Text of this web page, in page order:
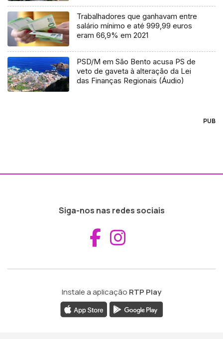
Trabalhadores que ganhavam entre
salário mínimo e até 999,99 euros
eram 66,9% em 2021
PSD/M em São Bento acusa PS de
veto de gaveta à alteração da Lei
das Finanças Regionais (Áudio)
PUB
Siga-nos nas redes sociais
Aceder ao
Instale a aplicação RTP Play